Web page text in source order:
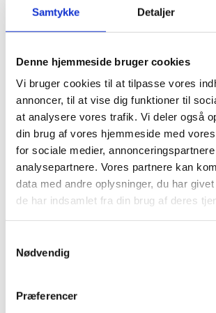
Samtykke Detaljer
Denne hjemmeside bruger cookies
Vi bruger cookies til at tilpasse vores
annoncer, til at vise dig funktioner til
at analysere vores trafik. Vi deler også
din brug af vores hjemmeside med
for sociale medier,
analysepartnere. Vores partnere kan
data med andre oplysninger, du har
de har indsamlet fra din brug af deres
Nødvendig
Præferencer
Tilføj eller slet elementer
Som vi allerede har været inde på, kan du
elementer til din proces i dit rutediagram.
klikke på‘Tilføj figur’under fanen
Her har du forskellige muligheder, alt efter
for.
Du kan ligeledes fjerne et element ved at
bliver markeret.
Tryk herefter på ‘Delete’ på dit tastatur
Du kan hurtigt ændre og finpudse dit
atlave stilændringer, såsom farver og